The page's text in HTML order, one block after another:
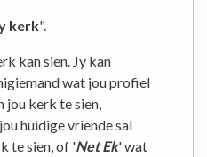
kerk".
kan sien. Jy kan
wat jou profiel
jou kerk te sien,
huidige vriende sal
te sien, of 'Net Ek' wat